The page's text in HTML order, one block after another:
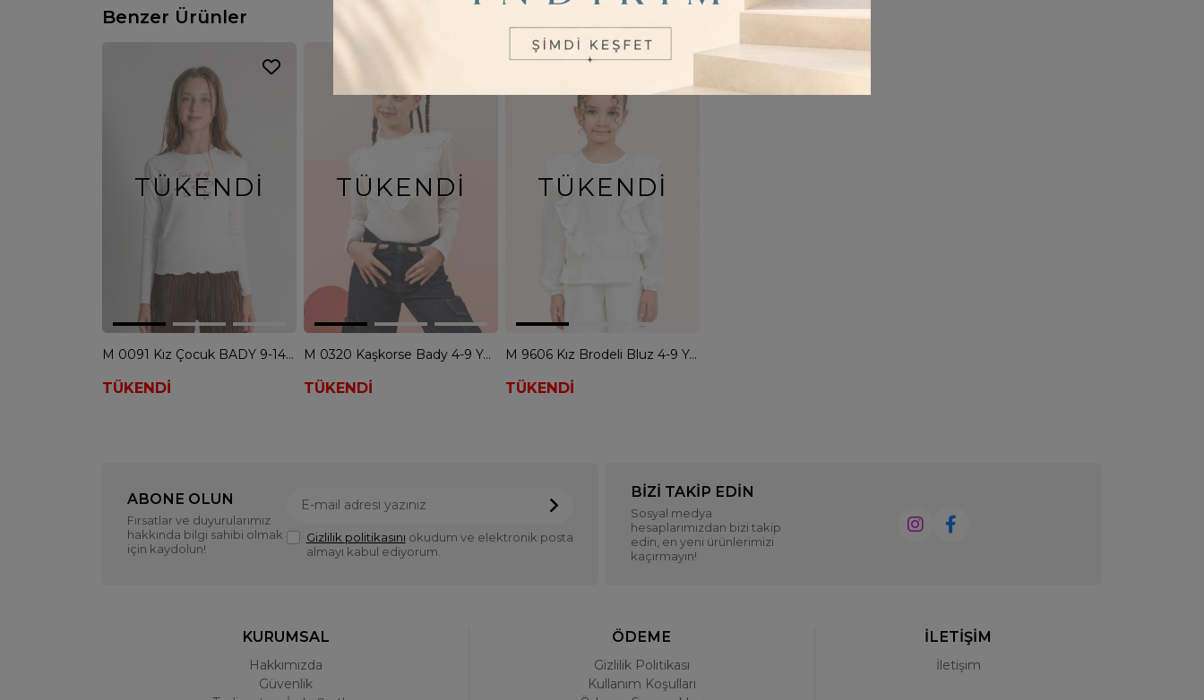
Benzer Ürünler
TÜKENDI
M 0091 Kız Çocuk BADY 9-14 YAŞ - EKRU
TÜKENDİ
TÜKENDI
M 0320 Kaşkorse Bady 4-9 YAŞ - EKRU
TÜKENDİ
TÜKENDI
M 9606 Kız Brodeli Bluz 4-9 YAŞ-Ekru - EKRU
TÜKENDİ
ABONE OLUN
Fırsatlar ve duyurularımız
hakkında bilgi sahibi olmak
için kaydolun!
Gizlilik politikasını okudum ve elektronik posta
almayı kabul ediyorum.
BIZI TAKIP EDIN
Sosyal medya
hesaplarımızdan bizi takip
edin, en yeni ürünlerimizi
kaçırmayın!
KURUMSAL
Hakkımızda
Güvenlik
ÖDEME
Gizlilik Politikası
Kullanım Koşulları
İLETİŞİM
İletişim